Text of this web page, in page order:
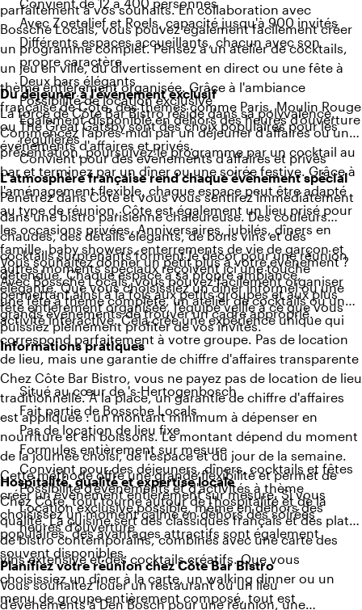
parfaitement à vos souhaits. En collaboration avec
Bossche Locals, vous pouvez également facilement créer
un programme complet. Pensez à un atelier de cocktails,
un jeu en ville, du divertissement en direct ou une fête à
thème entièrement organisée. Grâce à l'ambiance
française de Côte, des thèmes comme Paris, Moulin Rouge
ou The Great Gatsby sont des choix populaires pour les
événements d'affaires et privés.
Avec Zoetelief et Roels, capacité jusqu'à 900 invités
Différents espaces accueillants, chacun avec son
propre caractère
Deux bars élégants
Possibilité de location exclusive
Également disponible en dehors des heures d'ouverture
régulières
Convient pour des événements d'affaires et privés
Du déjeuner à l'événement exclusif
La force de Côte Bar Bistro réside dans sa polyvalence.
Commencez l'après-midi par un déjeuner d'affaires ou une
présentation, poursuivez le programme par un cocktail au
bar et terminez par un dîner ou une soirée festive. Grâce à
l'aménagement flexible, chaque espace peut être adapté
au type de réunion. Côte est également un lieu prisé pour
les occasions privées. Anniversaires, jubilés, dîners en
famille, baby showers, enterrements de vie de garçon et
autres moments spéciaux reçoivent ici une touche
élégante. Que vous choisissiez un dîner informel ou une
fête entièrement organisée, l'équipe veille à ce que vous
puissiez pleinement profiter de vos invités.
L'atmosphère française rend chaque événement spécial
Pénétrez dans Côte et vous vous sentirez immédiatement
dans une bistro parisienne chaleureuse. Des couleurs
chaudes, des détails élégants, de bons vins et des
cocktails surprenants forment le décor pour une réunion
détendue. Chaque espace a sa propre ambiance,
permettant ainsi à la fois aux petits groupes et aux plus
grands événements de trouver un cadre approprié.
Vous souhaitez donner un petit plus à votre événement ?
Avec Bossche Locals, vous pouvez facilement organiser
une fête à thème complète, un atelier de cocktails ou une
activité interactive. Cela crée une expérience unique qui
correspond parfaitement à votre groupe. Pas de location
de lieu, mais une garantie de chiffre d'affaires transparente
Chez Côte Bar Bistro, vous ne payez pas de location de lieu
traditionnelle. À la place, un garantie de chiffre d'affaires
est appliquée : un montant minimum à dépenser en
nourriture et en boissons. Le montant dépend du moment
de la journée choisi, de l'espace et du jour de la semaine.
Cette méthode offre une grande flexibilité et permet de
créer un événement entièrement sur mesure. Si vous
choisissez un moment calme en dehors des soirées
populaires, des avantages attractifs sont également
souvent disponibles.
Informations pratiques
Situé au cœur de 's-Hertogenbosch
Fait partie de Bossche Locals
Pas de location de lieu fixe
Formules entièrement sur mesure
Convient pour des déjeuners, dîners, cocktails et fêtes
Possibilité d'événements et d'activités à thème
Location exclusive possible, même en dehors des
heures d'ouverture
Hospitalité, qualité et expertise locale
Chez Côte, tout tourne autour de l'hospitalité et de la
qualité. La cuisine sert des classiques français et des plats
de bistro contemporains, combinés avec une carte des
vins extensive et des cocktails créatifs. Que vous
choisissiez un dîner à la carte, un walking dinner ou un
menu de groupe entièrement composé, tout est
Planifiez votre réunion chez Côte Bar Bistro
Vous souhaitez louer un restaurant ou un lieu
d'événements à Den Bosch pour une réunion, une